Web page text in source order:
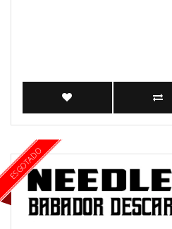
ESGOTADO